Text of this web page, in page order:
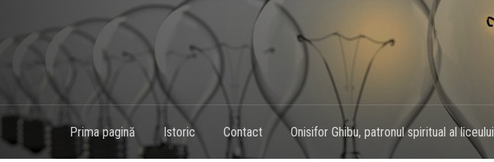
Prima pagină Istoric Contact Onisifor Ghibu, patronul spiritual al liceului